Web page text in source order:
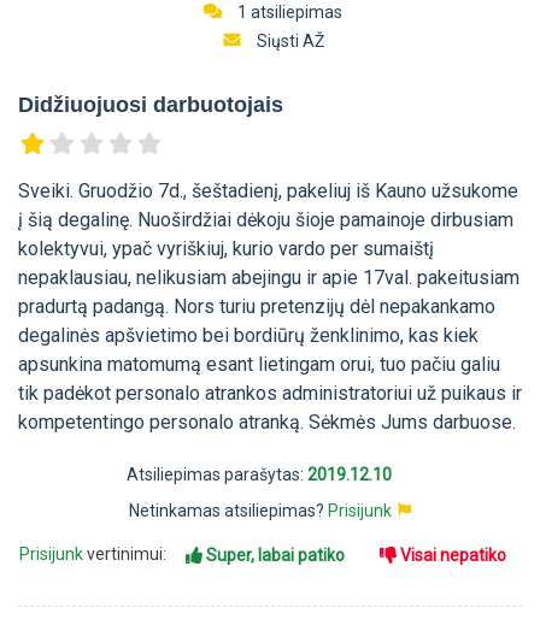
1 atsiliepimas
Siųsti AŽ
Didžiuojuosi darbuotojais
Sveiki. Gruodžio 7d., šeštadienį, pakeliuj iš Kauno užsukome
į šią degalinę. Nuoširdžiai dėkoju šioje pamainoje dirbusiam
kolektyvui, ypač vyriškiuj, kurio vardo per sumaištį
nepaklausiau, nelikusiam abejingu ir apie 17val. pakeitusiam
pradurtą padangą. Nors turiu pretenzijų dėl nepakankamo
degalinės apšvietimo bei bordiūrų ženklinimo, kas kiek
apsunkina matomumą esant lietingam orui, tuo pačiu galiu
tik padėkot personalo atrankos administratoriui už puikaus ir
kompetentingo personalo atranką. Sėkmės Jums darbuose.
Atsiliepimas parašytas: 2019.12.10
Netinkamas atsiliepimas? Prisijunk
Prisijunkvertinimui: Super, labai patiko Visai nepatiko